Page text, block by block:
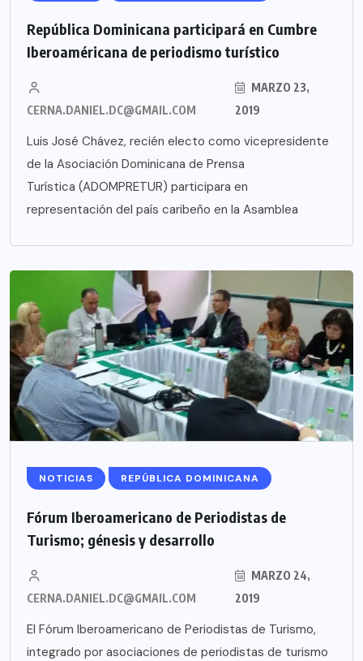
República Dominicana participará en Cumbre
Iberoaméricana de periodismo turístico
CERNA.DANIEL.DC@GMAIL.COM
MARZO 23,
2019
Luis José Chávez, recién electo como vicepresidente
de la Asociación Dominicana de Prensa
Turística (ADOMPRETUR) participara en
representación del país caribeño en la Asamblea
NOTICIAS REPÚBLICA DOMINICANA
Fórum Iberoamericano de Periodistas de
Turismo; génesis y desarrollo
CERNA.DANIEL.DC@GMAIL.COM
MARZO 24,
2019
El Fórum Iberoamericano de Periodistas de Turismo,
integrado por asociaciones de periodistas de turismo